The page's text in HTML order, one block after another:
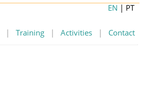
| Training | Activities | Contact
EN | PT